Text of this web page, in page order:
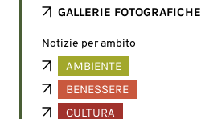
GALLERIE FOTOGRAFICHE
Notizie per ambito
AMBIENTE
BENESSERE
CULTURA